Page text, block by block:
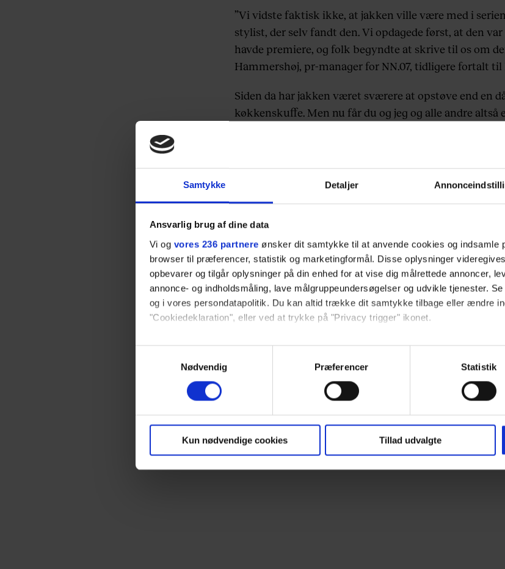
Samtykke Detaljer
Ansvarlig brug af dine data
Vi og vores 236 partnere ønsker dit samtykke til at anvende cookies og indsamle
browser til præferencer, statistik og marketingformål. Disse oplysninger
opbevarer og tilgår oplysninger på din enhed for at vise dig målrettede annoncer,
annonce- og indholdsmåling, lave målgruppeundersøgelser og udvikle tjenester.
og i vores persondatapolitik. Du kan altid trække dit samtykke tilbage eller ændre
"Cookiedeklaration", eller ved at trykke på "Privacy trigger" ikonet.
Dine valg anvendes på hele websitet.
Vi ønsker dit samtykke til at indsamle og bruge data for at kunne levere og
markedsføring, så vi kan optimere vores reklametiltag på sociale medier og til at
Nødvendig
Præferencer Statistik
Kun nødvendige cookies Tillad udvalgte
”Vi vidste faktisk ikke, at jakken ville være med i
stylist, der selv fandt den. Vi opdagede først, at den var
havde premiere, og folk begyndte at skrive til os om
Hammershøj, pr-manager for NN.07, tidligere fortalt til
Siden da har jakken været sværere at opstøve end en
køkkenskuffe. Men nu får du og jeg og alle andre altså